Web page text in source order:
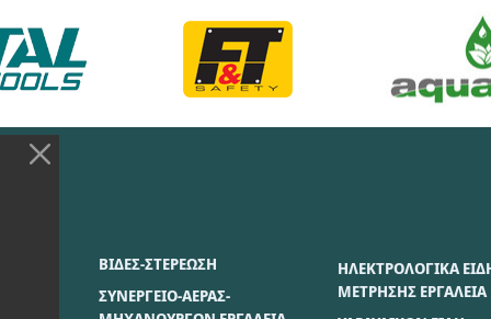
ΒΙΔΕΣ-ΣΤΕΡΕΩΣΗ
ΣΥΝΕΡΓΕΙΟ-ΑΕΡΑΣ-
ΗΛΕΚΤΡΟΛΟΓΙΚΑ
ΜΕΤΡΗΣΗΣ ΕΡΓΑΛΕΙΑ